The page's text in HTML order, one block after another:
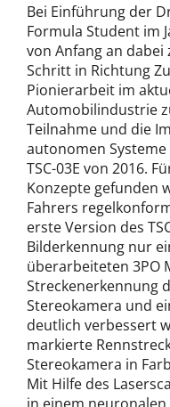
Bei Einführung der
Formula Student im
von Anfang an
Schritt in Richtung
Pionierarbeit im
Automobilindustrie
Teilnahme und die
autonomen
TSC-03E von 2016.
Konzepte gefunden
Fahrers
erste Version des
Bilderkennung nur
überarbeiteten 3PO
Streckenerkennung
Stereokamera und
deutlich verbessert
markierte
Stereokamera in
Mit Hilfe des
in einem